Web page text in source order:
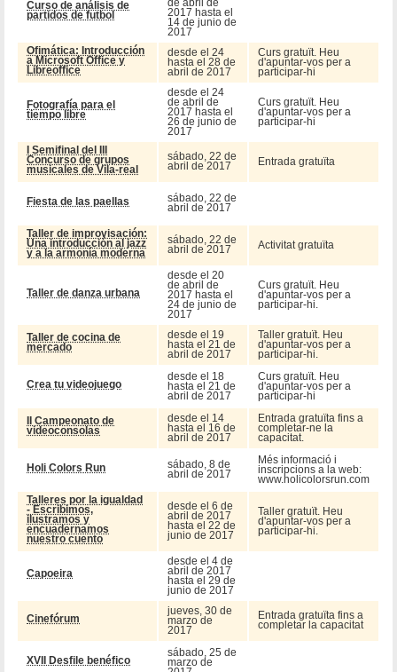
Curso de análisis de
partidos de futbol
de abril de
2017 hasta el
14 de junio de
2017
Ofimática: Introducción
a Microsoft Office y
Libreoffice
desde el 24
hasta el 28 de
abril de 2017
Curs gratuït. Heu
d'apuntar-vos per a
participar-hi
Fotografía para el
tiempo libre
desde el 24
de abril de
2017 hasta el
26 de junio de
2017
Curs gratuït. Heu
d'apuntar-vos per a
participar-hi
I Semifinal del III
Concurso de grupos
musicales de Vila-real
sábado, 22 de
abril de 2017 Entrada gratuïta
Fiesta de las paellas sábado, 22 de
abril de 2017
Taller de improvisación:
Una introducción al jazz
y a la armonía moderna
sábado, 22 de
abril de 2017 Activitat gratuïta
Taller de danza urbana
desde el 20
de abril de
2017 hasta el
24 de junio de
2017
Curs gratuït. Heu
d'apuntar-vos per a
participar-hi.
Taller de cocina de
mercado
desde el 19
hasta el 21 de
abril de 2017
Taller gratuït. Heu
d'apuntar-vos per a
participar-hi.
Crea tu videojuego
desde el 18
hasta el 21 de
abril de 2017
Curs gratuït. Heu
d'apuntar-vos per a
participar-hi
II Campeonato de
videoconsolas
desde el 14
hasta el 16 de
abril de 2017
Entrada gratuïta fins a
completar-ne la
capacitat.
Holi Colors Run sábado, 8 de
abril de 2017
Més informació i
inscripcions a la web:
www.holicolorsrun.com
Talleres por la igualdad
- Escribimos,
ilustramos y
encuadernamos
nuestro cuento
desde el 6 de
abril de 2017
hasta el 22 de
junio de 2017
Taller gratuït. Heu
d'apuntar-vos per a
participar-hi.
Capoeira
desde el 4 de
abril de 2017
hasta el 29 de
junio de 2017
Cinefórum
jueves, 30 de
marzo de
2017
Entrada gratuïta fins a
completar la capacitat
XVII Desfile benéfico
sábado, 25 de
marzo de